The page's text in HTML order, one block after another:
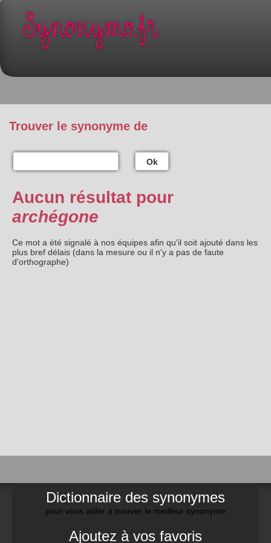
Trouver le synonyme de
Ok
Aucun résultat pour
archégone
Ce mot a été signalé à nos équipes afin qu'il soit ajouté dans les
plus bref délais (dans la mesure ou il n'y a pas de faute
d'orthographe)
Dictionnaire des synonymes
pour vous aider à trouver le meilleur synonyme
Ajoutez à vos favoris